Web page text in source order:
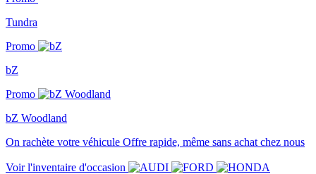
Tundra
Promo
bZ
Promo
bZ Woodland
On rachète votre véhicule Offre rapide, même sans achat chez nous
Voir l'inventaire d'occasion